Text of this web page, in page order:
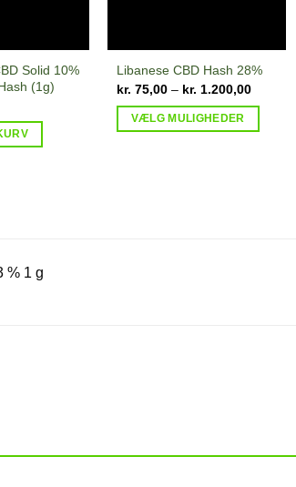
Solid 10%
(1g)
Libanese CBD Hash 28%
kr. 75,00 – kr. 1.200,00
kr.
VÆLG MULIGHEDER
% 1 g